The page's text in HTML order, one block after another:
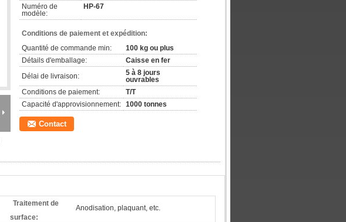
Numéro de
modèle:
HP-67
Conditions de paiement et expédition:
Quantité de commande min:
100 kg ou plus
Détails d'emballage:
Caisse en fer
Délai de livraison:
5 à 8 jours
ouvrables
Conditions de paiement:
T/T
Capacité d'approvisionnement: 1000 tonnes
Contact
Traitement de
surface:
Anodisation, plaquant, etc.